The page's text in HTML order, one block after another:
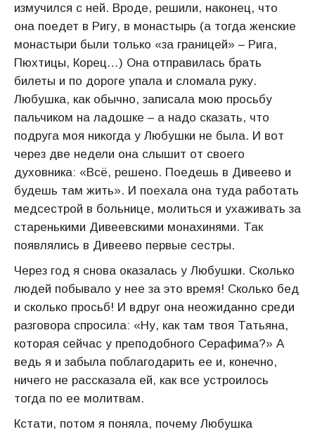
измучился с ней. Вроде, решили, наконец, что
она поедет в Ригу, в монастырь (а тогда женские
монастыри были только «за границей» – Рига,
Пюхтицы, Корец…) Она отправилась брать
билеты и по дороге упала и сломала руку.
Любушка, как обычно, записала мою просьбу
пальчиком на ладошке – а надо сказать, что
подруга моя никогда у Любушки не была. И вот
через две недели она слышит от своего
духовника: «Всё, решено. Поедешь в Дивеево и
будешь там жить». И поехала она туда работать
медсестрой в больнице, молиться и ухаживать за
старенькими Дивеевскими монахинями. Так
появлялись в Дивеево первые сестры.
Через год я снова оказалась у Любушки. Сколько
людей побывало у нее за это время! Сколько бед
и сколько просьб! И вдруг она неожиданно среди
разговора спросила: «Ну, как там твоя Татьяна,
которая сейчас у преподобного Серафима?» А
ведь я и забыла поблагодарить ее и, конечно,
ничего не рассказала ей, как все устроилось
тогда по ее молитвам.
Кстати, потом я поняла, почему Любушка